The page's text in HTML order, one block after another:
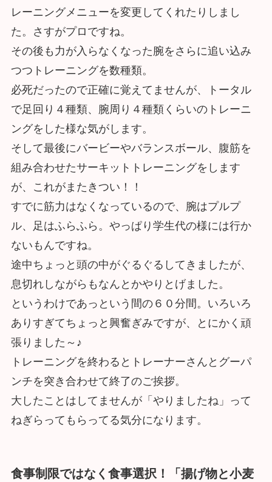
レーニングメニューを変更してくれたりしまし
た。さすがプロですね。
その後も力が入らなくなった腕をさらに追い込み
つつトレーニングを数種類。
必死だったので正確に覚えてませんが、トータル
で足回り４種類、腕周り４種類くらいのトレーニ
ングをした様な気がします。
そして最後にバービーやバランスボール、腹筋を
組み合わせたサーキットトレーニングをします
が、これがまたきつい！！
すでに筋力はなくなっているので、腕はプルプ
ル、足はふらふら。やっぱり学生代の様には行か
ないもんですね。
途中ちょっと頭の中がぐるぐるしてきましたが、
息切れしながらもなんとかやりとげました。
というわけであっという間の６０分間。いろいろ
ありすぎてちょっと興奮ぎみですが、とにかく頑
張りました～♪
トレーニングを終わるとトレーナーさんとグーパ
ンチを突き合わせて終了のご挨拶。
大したことはしてませんが「やりましたね」って
ねぎらってもらってる気分になります。
食事制限ではなく食事選択！「揚げ物と小麦